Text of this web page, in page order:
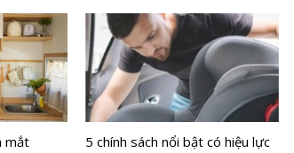
mắt
5 chính sách nổi bật có hiệu lực